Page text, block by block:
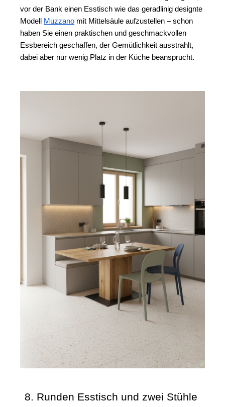
vor der Bank einen Esstisch wie das geradlinig designte
Modell
Muzzano mit Mittelsäule aufzustellen – schon
haben Sie einen praktischen und geschmackvollen
Essbereich geschaffen, der Gemütlichkeit ausstrahlt,
dabei aber nur wenig Platz in der Küche beansprucht.
8. Runden Esstisch und zwei Stühle